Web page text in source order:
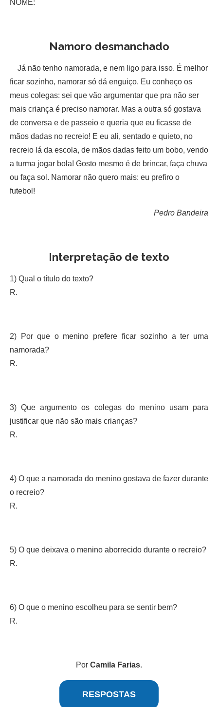
NOME:
Namoro desmanchado
Já não tenho namorada, e nem ligo para isso. É melhor
ficar sozinho, namorar só dá enguiço. Eu conheço os
meus colegas: sei que vão argumentar que pra não ser
mais criança é preciso namorar. Mas a outra só gostava
de conversa e de passeio e queria que eu ficasse de
mãos dadas no recreio! E eu ali, sentado e quieto, no
recreio lá da escola, de mãos dadas feito um bobo, vendo
a turma jogar bola! Gosto mesmo é de brincar, faça chuva
ou faça sol. Namorar não quero mais: eu prefiro o
futebol!
Pedro Bandeira
Interpretação de texto
1) Qual o título do texto?
R.
2) Por que o menino prefere ficar sozinho a ter uma
namorada?
R.
3) Que argumento os colegas do menino usam para
justificar que não são mais crianças?
R.
4) O que a namorada do menino gostava de fazer durante
o recreio?
R.
5) O que deixava o menino aborrecido durante o recreio?
R.
6) O que o menino escolheu para se sentir bem?
R.
Por Camila Farias.
RESPOSTAS